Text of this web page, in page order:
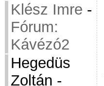
Klész Imre -
Fórum:
Kávézó2
Hegedüs
Zoltán -